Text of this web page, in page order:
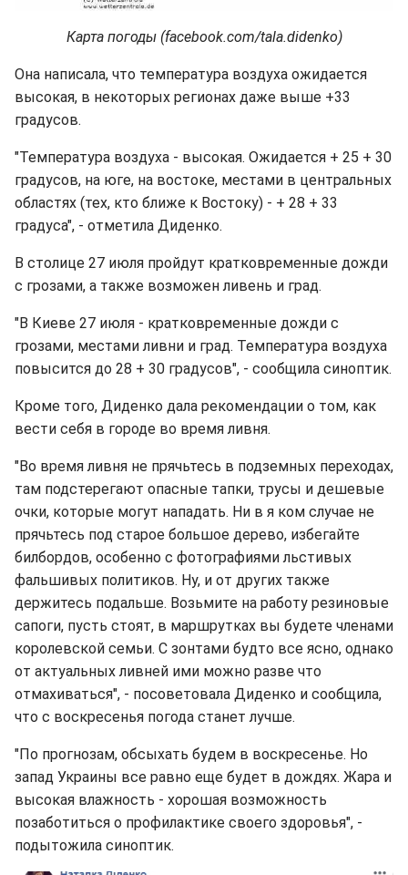
Карта погоды (facebook.com/tala.didenko)
Она написала, что температура воздуха ожидается
высокая, в некоторых регионах даже выше +33
градусов.
"Температура воздуха - высокая. Ожидается + 25 + 30
градусов, на юге, на востоке, местами в центральных
областях (тех, кто ближе к Востоку) - + 28 + 33
градуса", - отметила Диденко.
В столице 27 июля пройдут кратковременные дожди
с грозами, а также возможен ливень и град.
"В Киеве 27 июля - кратковременные дожди с
грозами, местами ливни и град. Температура воздуха
повысится до 28 + 30 градусов", - сообщила синоптик.
Кроме того, Диденко дала рекомендации о том, как
вести себя в городе во время ливня.
"Во время ливня не прячьтесь в подземных переходах,
там подстерегают опасные тапки, трусы и дешевые
очки, которые могут нападать. Ни в я ком случае не
прячьтесь под старое большое дерево, избегайте
билбордов, особенно с фотографиями льстивых
фальшивых политиков. Ну, и от других также
держитесь подальше. Возьмите на работу резиновые
сапоги, пусть стоят, в маршрутках вы будете членами
королевской семьи. С зонтами будто все ясно, однако
от актуальных ливней ими можно разве что
отмахиваться", - посоветовала Диденко и сообщила,
что с воскресенья погода станет лучше.
"По прогнозам, обсыхать будем в воскресенье. Но
запад Украины все равно еще будет в дождях. Жара и
высокая влажность - хорошая возможность
позаботиться о профилактике своего здоровья", -
подытожила синоптик.